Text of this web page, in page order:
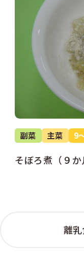
副菜 主菜 9
そぼろ煮（９か
離